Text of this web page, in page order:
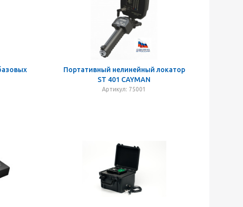
Портативный нелинейный локатор
ST 401 CAYMAN
Артикул: 75001